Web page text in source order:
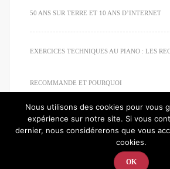
50 ANS SUR TERRE ET 10 ANS D’INTERNET
EXERCICES TECHNIQUES AU PIANO : LES
RECOMMANDE ET POURQUOI
© 2020. Tous droits réservés. Apprendre
Nous utilisons des cookies pour vous
expérience sur notre site. Si vous
dernier, nous considérerons que vous
cookies.
OK